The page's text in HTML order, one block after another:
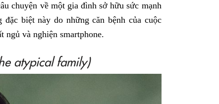
Facebook
chuyện về một gia đình sở hữu sức mạnh
biệt này do những căn bệnh của cuộc
ngủ và nghiện smartphone.
atypical family)